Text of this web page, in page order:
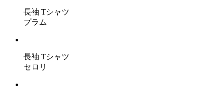
長袖 Tシャツ
プラム
長袖 Tシャツ
セロリ